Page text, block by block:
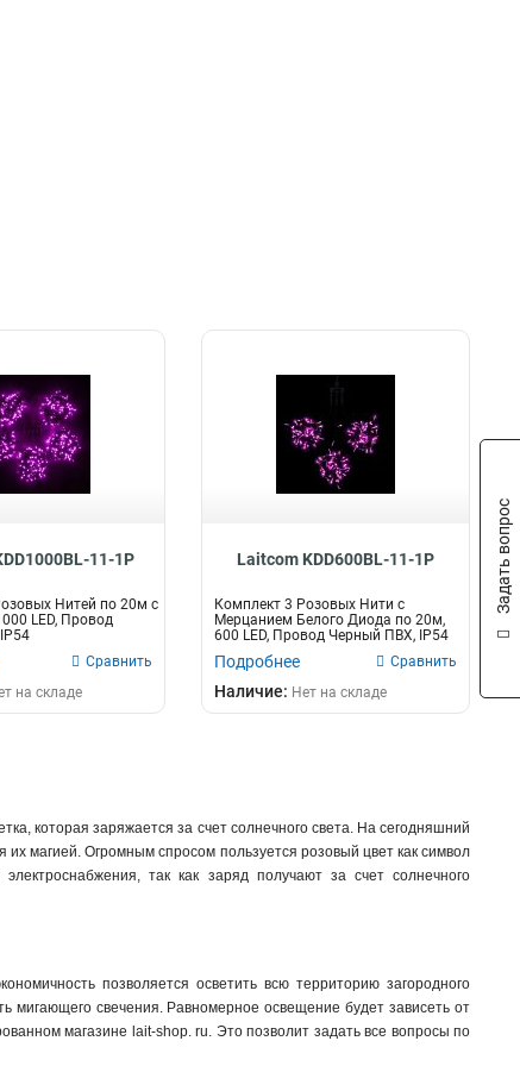
11-1P
Нитей по 20м с
LED, Провод
Сравнить
на складе
Laitcom KDD600BL-11-1P
Комплект 3 Розовых Нити с
Мерцанием Белого Диода по 20м,
600 LED, Провод Черный ПВХ, IP54
Подробнее Сравнить
Наличие: Нет на складе
которая заряжается за счет солнечного света. На сегодняшний
их магией. Огромным спросом пользуется розовый цвет как символ
так как заряд получают за счет солнечного
позволяется осветить всю территорию загородного
мигающего свечения. Равномерное освещение будет зависеть от
магазине lait-shop. ru. Это позволит задать все вопросы по
Задать вопрос